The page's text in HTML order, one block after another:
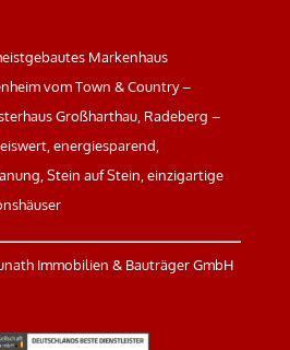
Markenhaus
vom Town & Country –
Großharthau, Radeberg –
energiesparend,
Stein auf Stein, einzigartige
Immobilien & Bauträger GmbH